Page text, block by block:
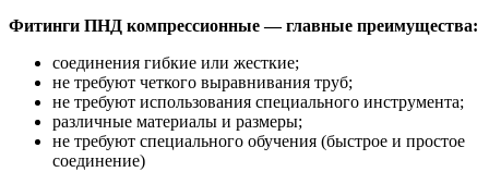
Фитинги ПНД компрессионные — главные преимущества:
соединения гибкие или жесткие;
не требуют четкого выравнивания труб;
не требуют использования специального инструмента;
различные материалы и размеры;
не требуют специального обучения (быстрое и простое
соединение)